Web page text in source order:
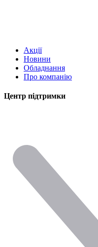
Акції
Новини
Обладнання
Про компанію
Центр підтримки